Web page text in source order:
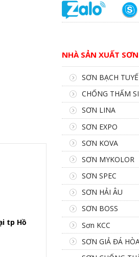
tp Hồ
NHÀ SẢN XUẤT SƠN
SƠN BẠCH
CHỐNG THẤM
SƠN LINA
SƠN EXPO
SƠN KOVA
SƠN MYKOLOR
SƠN SPEC
SƠN HẢI ÂU
SƠN BOSS
Sơn KCC
SƠN GIẢ ĐÁ